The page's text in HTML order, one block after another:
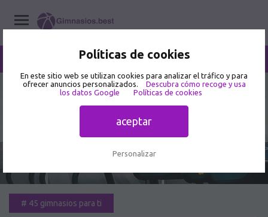
Políticas de cookies
En este sitio web se utilizan cookies para analizar el tráfico y para
ofrecer anuncios personalizados.
Descubra cómo recoge y usa
los datos Google
Políticas de cookies
aceptar
Personalizar
Baja California Sur / San José del Cabo
Mejor Gimnasio en San José del
# 45 gimnasios para ti